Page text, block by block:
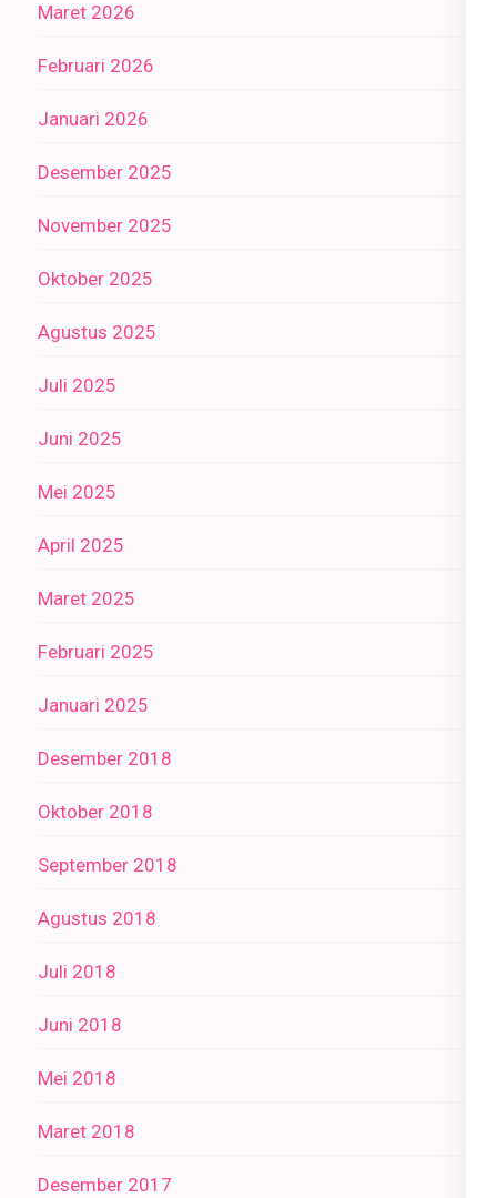
Maret 2026
Februari 2026
Januari 2026
Desember 2025
November 2025
Oktober 2025
Agustus 2025
Juli 2025
Juni 2025
Mei 2025
April 2025
Maret 2025
Februari 2025
Januari 2025
Desember 2018
Oktober 2018
September 2018
Agustus 2018
Juli 2018
Juni 2018
Mei 2018
Maret 2018
Desember 2017